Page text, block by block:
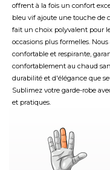
offrent à la fois un confort
bleu vif ajoute une touche de
fait un choix polyvalent pour
occasions plus formelles.
confortable et respirante,
confortablement au chaud
durabilité et d'élégance que
Sublimez votre garde-robe
et pratiques.